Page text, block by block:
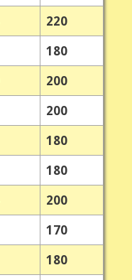
220
180
200
200
180
180
200
170
180